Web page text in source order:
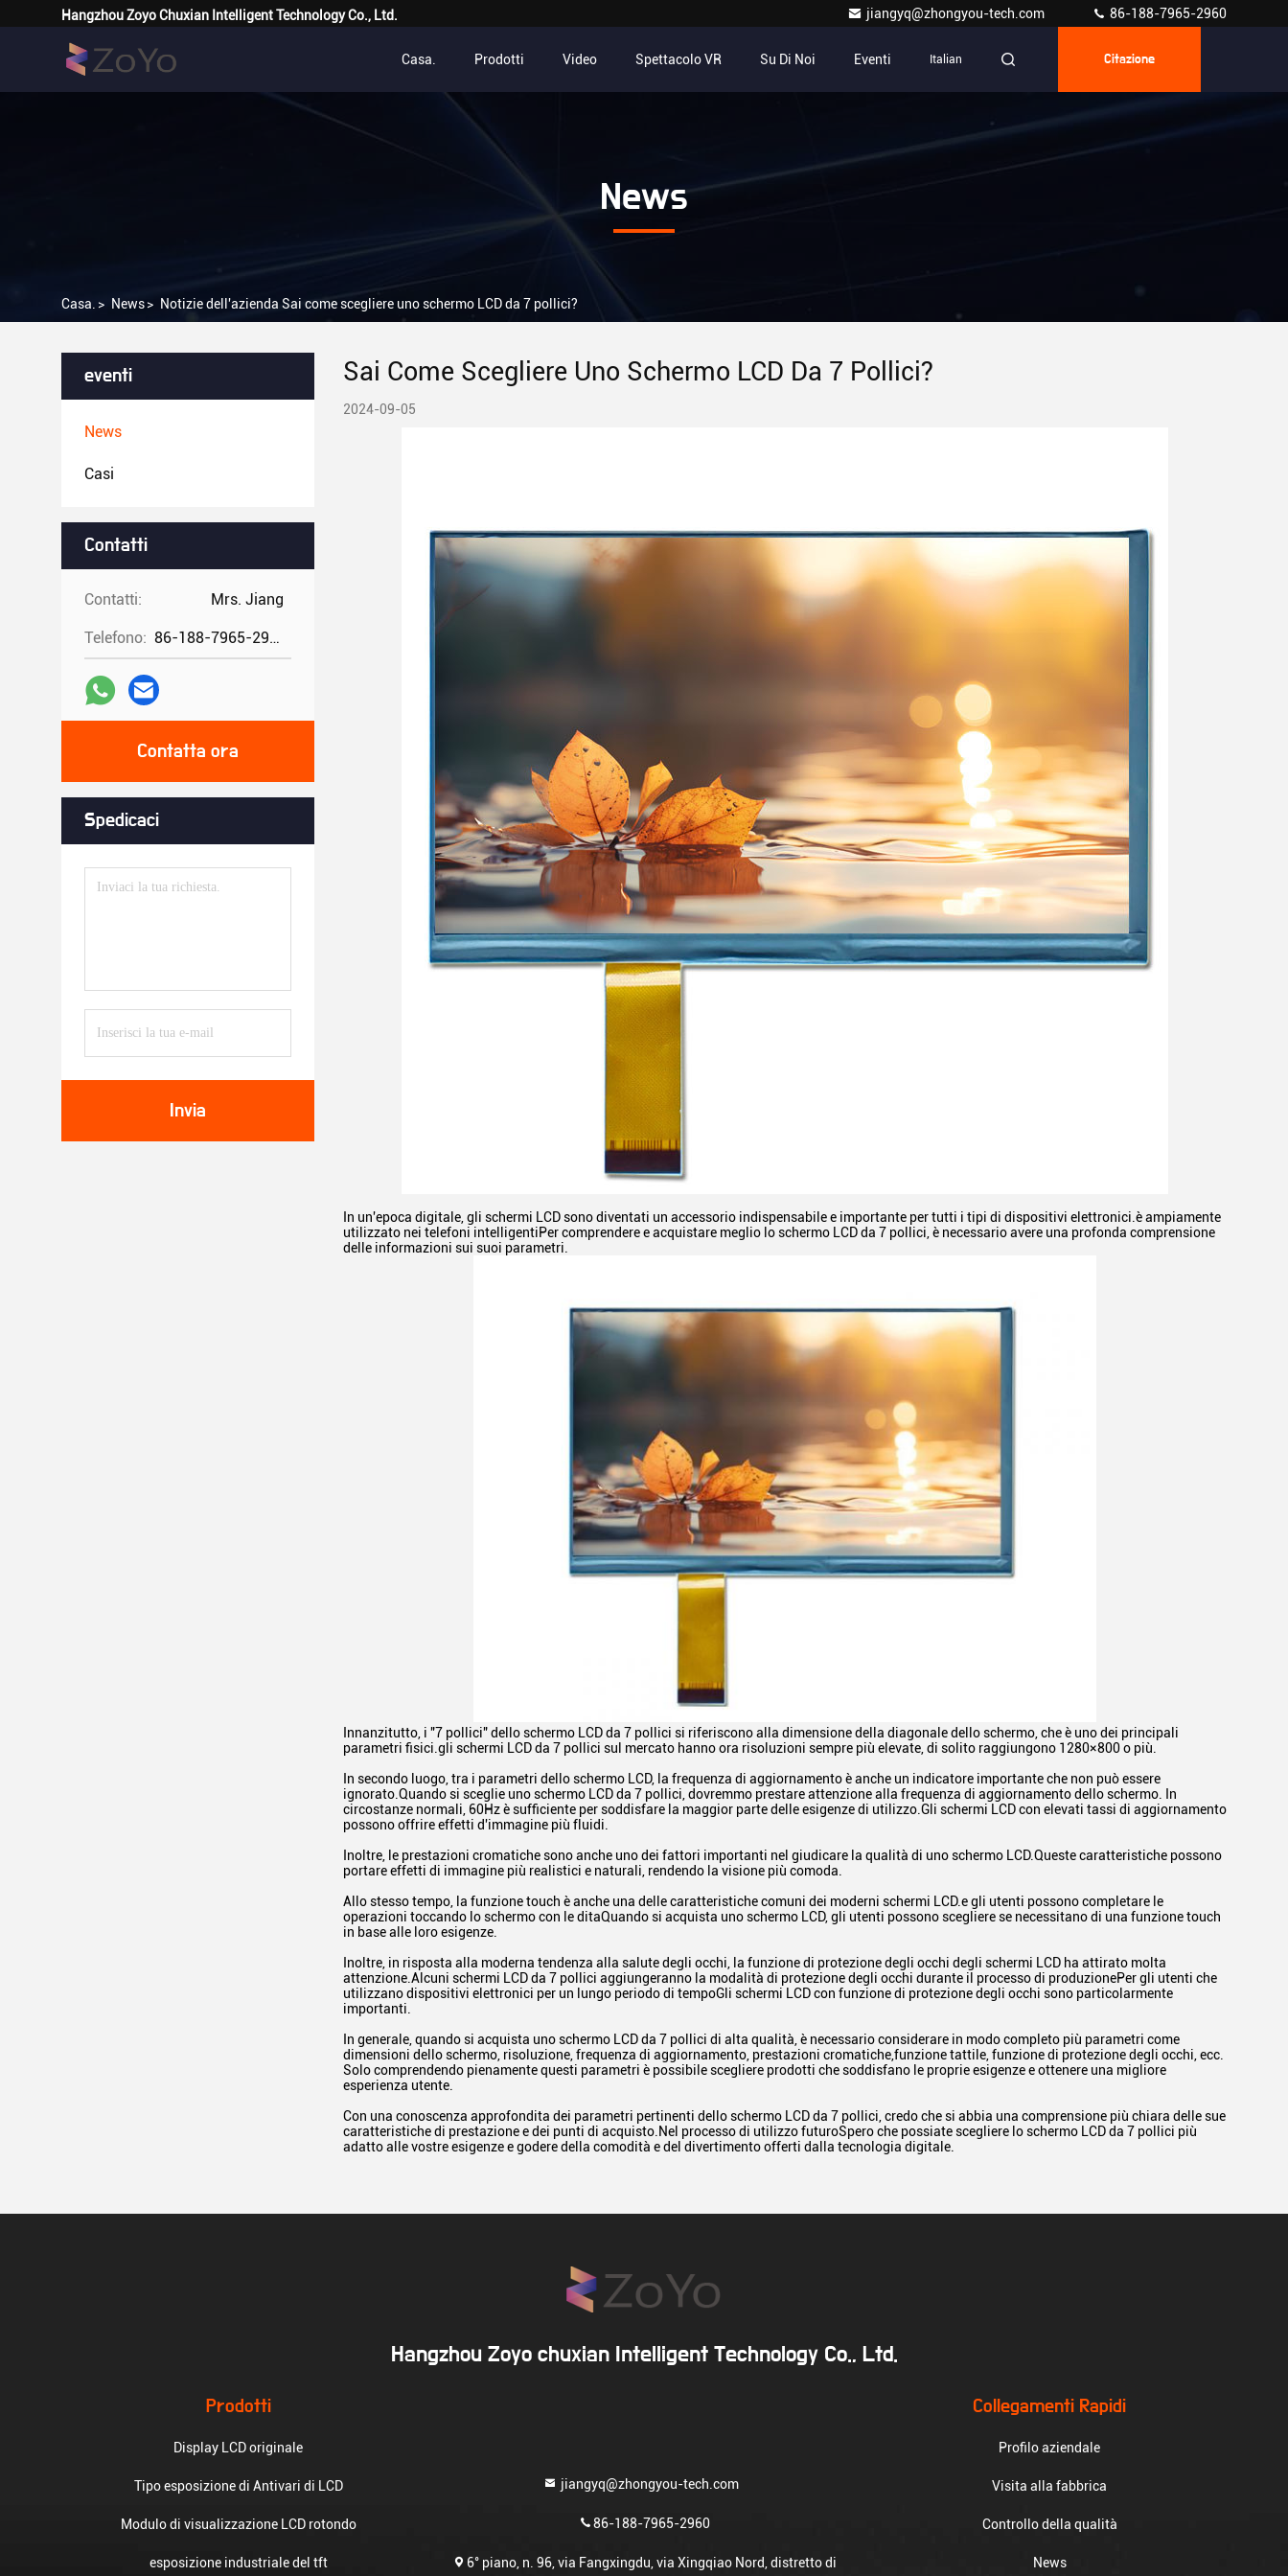
Hangzhou Zoyo Chuxian Intelligent Technology Co., Ltd. jiangyq@zhongyou-tech.com 86-188-7965-2960
Casa. Prodotti Video Spettacolo VR Su Di Noi Eventi Italian Citazione
News
Casa. > News> Notizie dell'azienda Sai come scegliere uno schermo LCD da 7 pollici?
eventi
News
Casi
Contatti
Contatti: Mrs. Jiang
Telefono: 86-188-7965-2960
Contatta ora
Spedicaci
Invia
Sai Come Scegliere Uno Schermo LCD Da 7 Pollici?
2024-09-05
In un'epoca digitale, gli schermi LCD sono diventati un accessorio indispensabile e importante per tutti i tipi di dispositivi elettronici.è ampiamente
utilizzato nei telefoni intelligentiPer comprendere e acquistare meglio lo schermo LCD da 7 pollici, è necessario avere una profonda comprensione
delle informazioni sui suoi parametri.
Innanzitutto, i "7 pollici" dello schermo LCD da 7 pollici si riferiscono alla dimensione della diagonale dello schermo, che è uno dei principali
parametri fisici.gli schermi LCD da 7 pollici sul mercato hanno ora risoluzioni sempre più elevate, di solito raggiungono 1280×800 o più.
In secondo luogo, tra i parametri dello schermo LCD, la frequenza di aggiornamento è anche un indicatore importante che non può essere
ignorato.Quando si sceglie uno schermo LCD da 7 pollici, dovremmo prestare attenzione alla frequenza di aggiornamento dello schermo. In
circostanze normali, 60Hz è sufficiente per soddisfare la maggior parte delle esigenze di utilizzo.Gli schermi LCD con elevati tassi di aggiornamento
possono offrire effetti d'immagine più fluidi.
Inoltre, le prestazioni cromatiche sono anche uno dei fattori importanti nel giudicare la qualità di uno schermo LCD.Queste caratteristiche possono
portare effetti di immagine più realistici e naturali, rendendo la visione più comoda.
Allo stesso tempo, la funzione touch è anche una delle caratteristiche comuni dei moderni schermi LCD.e gli utenti possono completare le
operazioni toccando lo schermo con le ditaQuando si acquista uno schermo LCD, gli utenti possono scegliere se necessitano di una funzione touch
in base alle loro esigenze.
Inoltre, in risposta alla moderna tendenza alla salute degli occhi, la funzione di protezione degli occhi degli schermi LCD ha attirato molta
attenzione.Alcuni schermi LCD da 7 pollici aggiungeranno la modalità di protezione degli occhi durante il processo di produzionePer gli utenti che
utilizzano dispositivi elettronici per un lungo periodo di tempoGli schermi LCD con funzione di protezione degli occhi sono particolarmente
importanti.
In generale, quando si acquista uno schermo LCD da 7 pollici di alta qualità, è necessario considerare in modo completo più parametri come
dimensioni dello schermo, risoluzione, frequenza di aggiornamento, prestazioni cromatiche,funzione tattile, funzione di protezione degli occhi, ecc.
Solo comprendendo pienamente questi parametri è possibile scegliere prodotti che soddisfano le proprie esigenze e ottenere una migliore
esperienza utente.
Con una conoscenza approfondita dei parametri pertinenti dello schermo LCD da 7 pollici, credo che si abbia una comprensione più chiara delle sue
caratteristiche di prestazione e dei punti di acquisto.Nel processo di utilizzo futuroSpero che possiate scegliere lo schermo LCD da 7 pollici più
adatto alle vostre esigenze e godere della comodità e del divertimento offerti dalla tecnologia digitale.
Hangzhou Zoyo chuxian Intelligent Technology Co., Ltd.
Prodotti
Display LCD originale
Tipo esposizione di Antivari di LCD
Modulo di visualizzazione LCD rotondo
esposizione industriale del tft
jiangyq@zhongyou-tech.com
86-188-7965-2960
6° piano, n. 96, via Fangxingdu, via Xingqiao Nord, distretto di
Collegamenti Rapidi
Profilo aziendale
Visita alla fabbrica
Controllo della qualità
News